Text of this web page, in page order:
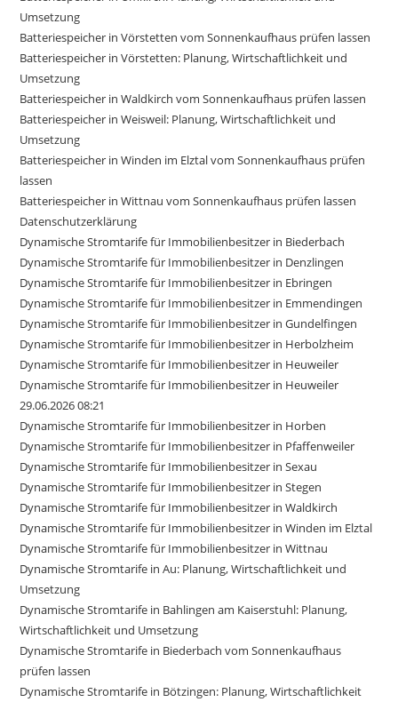
Umsetzung
Batteriespeicher in Vörstetten vom Sonnenkaufhaus prüfen lassen
Batteriespeicher in Vörstetten: Planung, Wirtschaftlichkeit und
Umsetzung
Batteriespeicher in Waldkirch vom Sonnenkaufhaus prüfen lassen
Batteriespeicher in Weisweil: Planung, Wirtschaftlichkeit und
Umsetzung
Batteriespeicher in Winden im Elztal vom Sonnenkaufhaus prüfen
lassen
Batteriespeicher in Wittnau vom Sonnenkaufhaus prüfen lassen
Datenschutzerklärung
Dynamische Stromtarife für Immobilienbesitzer in Biederbach
Dynamische Stromtarife für Immobilienbesitzer in Denzlingen
Dynamische Stromtarife für Immobilienbesitzer in Ebringen
Dynamische Stromtarife für Immobilienbesitzer in Emmendingen
Dynamische Stromtarife für Immobilienbesitzer in Gundelfingen
Dynamische Stromtarife für Immobilienbesitzer in Herbolzheim
Dynamische Stromtarife für Immobilienbesitzer in Heuweiler
Dynamische Stromtarife für Immobilienbesitzer in Heuweiler
29.06.2026 08:21
Dynamische Stromtarife für Immobilienbesitzer in Horben
Dynamische Stromtarife für Immobilienbesitzer in Pfaffenweiler
Dynamische Stromtarife für Immobilienbesitzer in Sexau
Dynamische Stromtarife für Immobilienbesitzer in Stegen
Dynamische Stromtarife für Immobilienbesitzer in Waldkirch
Dynamische Stromtarife für Immobilienbesitzer in Winden im Elztal
Dynamische Stromtarife für Immobilienbesitzer in Wittnau
Dynamische Stromtarife in Au: Planung, Wirtschaftlichkeit und
Umsetzung
Dynamische Stromtarife in Bahlingen am Kaiserstuhl: Planung,
Wirtschaftlichkeit und Umsetzung
Dynamische Stromtarife in Biederbach vom Sonnenkaufhaus
prüfen lassen
Dynamische Stromtarife in Bötzingen: Planung, Wirtschaftlichkeit